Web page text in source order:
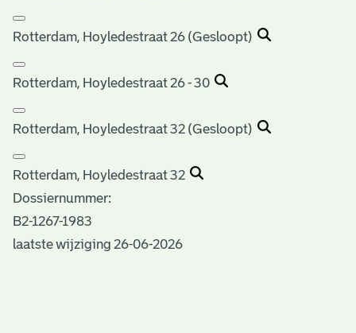
Rotterdam, Hoyledestraat 26 (Gesloopt)
Rotterdam, Hoyledestraat 26 - 30
Rotterdam, Hoyledestraat 32 (Gesloopt)
Rotterdam, Hoyledestraat 32
Dossiernummer:
B2-1267-1983
laatste wijziging 26-06-2026